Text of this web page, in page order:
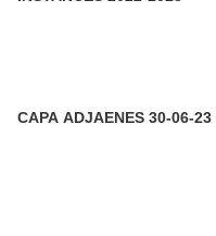
CAPA ADJAENES 30-06-23